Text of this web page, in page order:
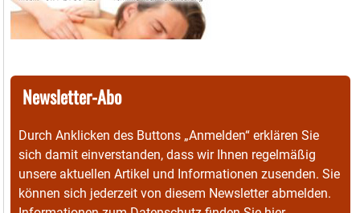
Newsletter-Abo
Durch Anklicken des Buttons „Anmelden“ erklären Sie
sich damit einverstanden, dass wir Ihnen regelmäßig
unsere aktuellen Artikel und Informationen zusenden. Sie
können sich jederzeit von diesem Newsletter abmelden.